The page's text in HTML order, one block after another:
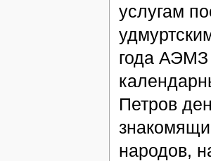
услугам
года АЭМЗ
Петров
народов,